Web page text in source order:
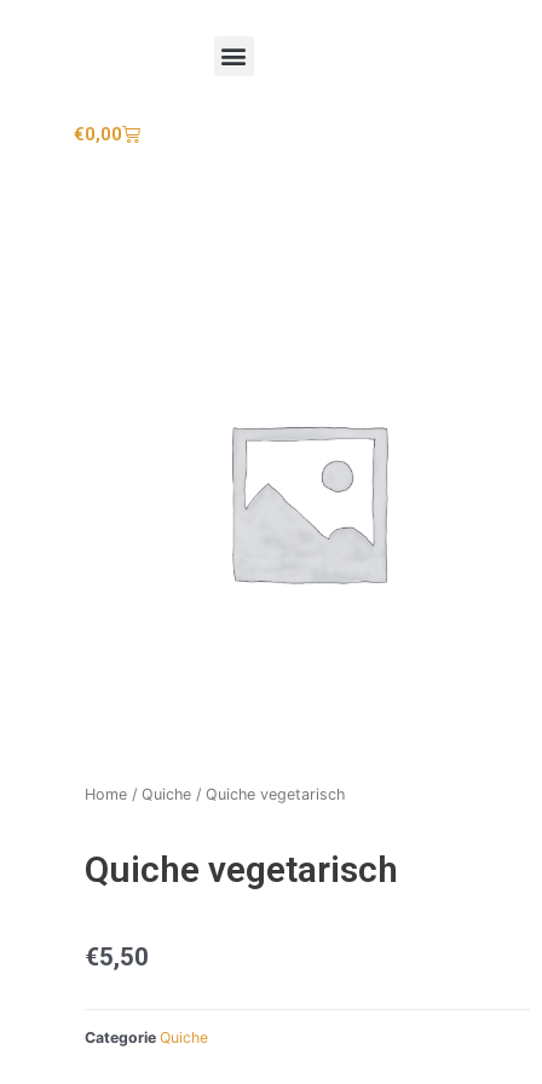
€0,00
Home / Quiche / Quiche vegetarisch
Quiche vegetarisch
€5,50
Categorie Quiche